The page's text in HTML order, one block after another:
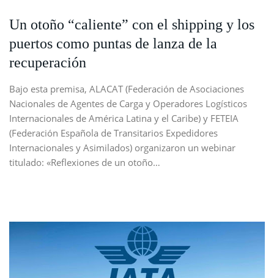
Un otoño “caliente” con el shipping y los
puertos como puntas de lanza de la
recuperación
Bajo esta premisa, ALACAT (Federación de Asociaciones
Nacionales de Agentes de Carga y Operadores Logísticos
Internacionales de América Latina y el Caribe) y FETEIA
(Federación Española de Transitarios Expedidores
Internacionales y Asimilados) organizaron un webinar
titulado: «Reflexiones de un otoño…